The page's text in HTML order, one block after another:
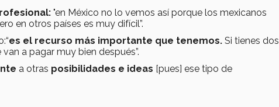
"en México no lo vemos así porque los mexicanos
en otros países es muy difícil”.
es el recurso más importante que tenemos. Si tienes dos
a pagar muy bien después”.
a otras posibilidades e ideas [pues] ese tipo de